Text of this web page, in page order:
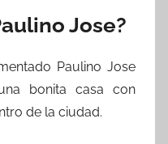
Jose?
Paulino Jose
bonita casa con
de la ciudad.